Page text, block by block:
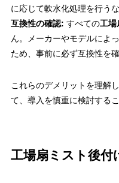
に応じて軟水化処理を行う
互換性の確認: すべての工場
ん。メーカーやモデルによ
ため、事前に必ず互換性を
これらのデメリットを理解し
て、導入を慎重に検討する
工場扇ミスト後付